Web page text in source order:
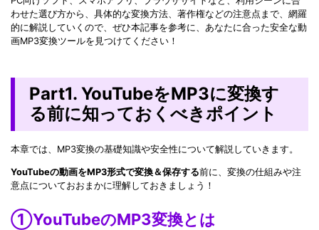
わせた選び方から、具体的な変換方法、著作権などの注意点まで、網羅
的に解説していくので、ぜひ本記事を参考に、あなたに合った安全な動
画MP3変換ツールを見つけてください！
Part1. YouTubeをMP3に変換す
る前に知っておくべきポイント
本章では、MP3変換の基礎知識や安全性について解説していきます。
YouTubeの動画をMP3形式で変換＆保存する前に、変換の仕組みや注
意点についておおまかに理解しておきましょう！
①YouTubeのMP3変換とは